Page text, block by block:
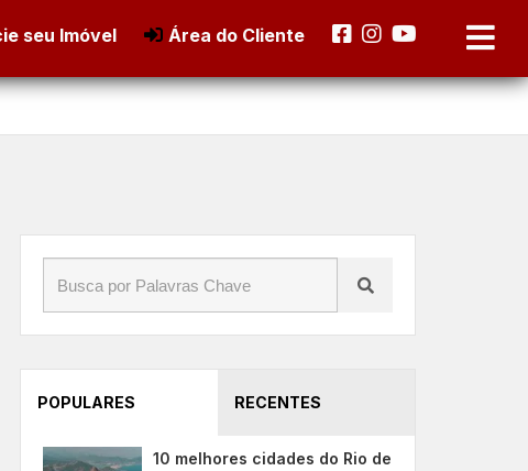
seu Imóvel Área do Cliente
POPULARES RECENTES
10 melhores cidades do Rio de